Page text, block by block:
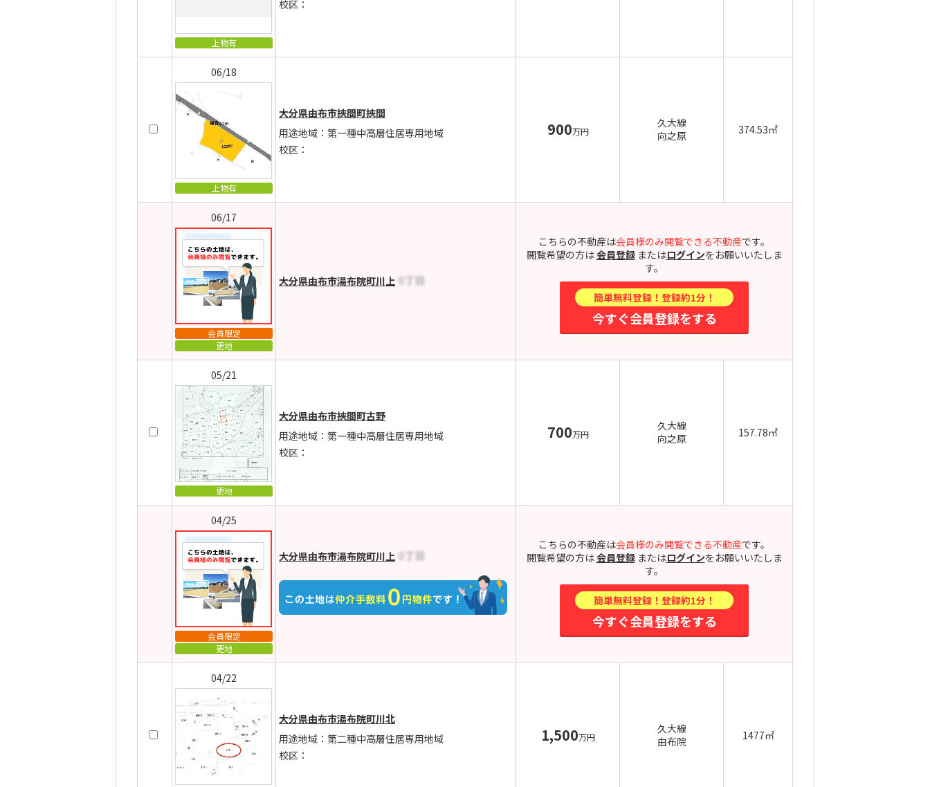
上物有
校区：
06/18
上物有
大分県由布市挾間町挾間
用途地域：第一種中高層住居専用地域
校区：
900万円
久大線
向之原
374.53㎡
06/17
会員限定
更地
大分県由布市湯布院町川上
こちらの不動産は会員様のみ閲覧できる不動産です。
閲覧希望の方は会員登録またはログインをお願いいたしま
す。
簡単無料登録！登録約1分！
今すぐ会員登録をする
05/21
更地
大分県由布市挾間町古野
用途地域：第一種中高層住居専用地域
校区：
700万円
久大線
向之原
157.78㎡
04/25
会員限定
更地
大分県由布市湯布院町川上
こちらの不動産は会員様のみ閲覧できる不動産です。
閲覧希望の方は会員登録またはログインをお願いいたしま
す。
簡単無料登録！登録約1分！
今すぐ会員登録をする
04/22
大分県由布市湯布院町川北
用途地域：第二種中高層住居専用地域
校区：
1,500万円
久大線
由布院
1477㎡